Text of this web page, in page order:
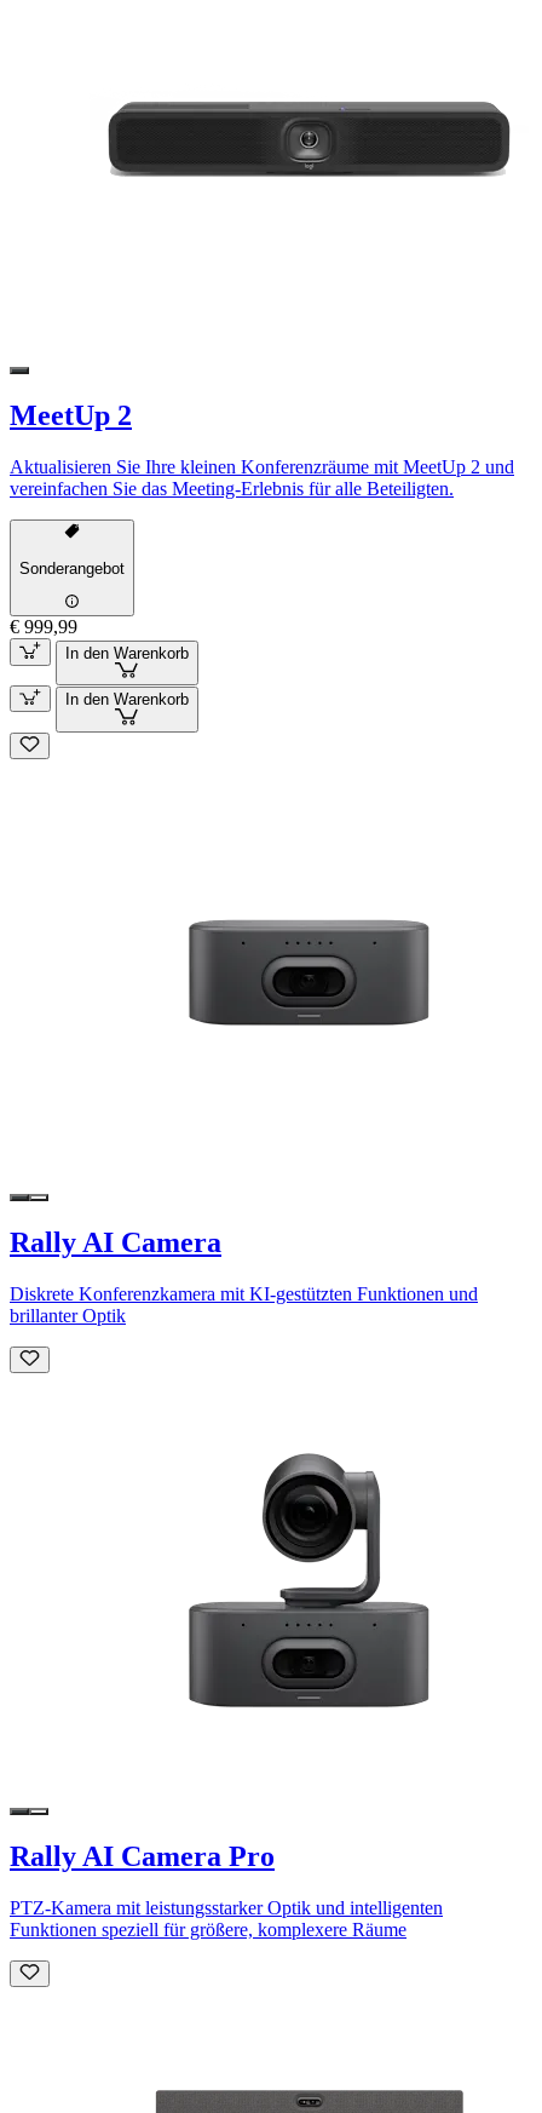
MeetUp 2
Aktualisieren Sie Ihre kleinen Konferenzräume mit MeetUp 2 und
vereinfachen Sie das Meeting-Erlebnis für alle Beteiligten.
Sonderangebot
€ 999,99
In den Warenkorb
In den Warenkorb
Rally AI Camera
Diskrete Konferenzkamera mit KI-gestützten Funktionen und
brillanter Optik
Rally AI Camera Pro
PTZ-Kamera mit leistungsstarker Optik und intelligenten
Funktionen speziell für größere, komplexere Räume